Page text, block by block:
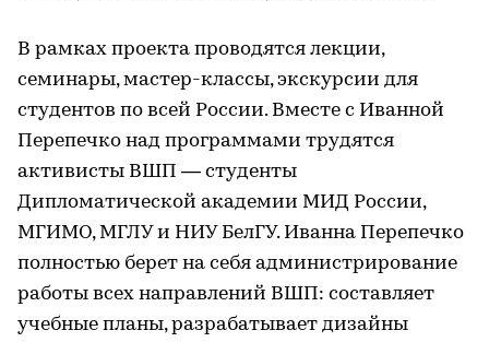
В рамках проекта проводятся лекции,
семинары, мастер-классы, экскурсии для
студентов по всей России. Вместе с Иванной
Перепечко над программами трудятся
активисты ВШП — студенты
Дипломатической академии МИД России,
МГИМО, МГЛУ и НИУ БелГУ. Иванна Перепечко
полностью берет на себя администрирование
работы всех направлений ВШП: составляет
учебные планы, разрабатывает дизайны